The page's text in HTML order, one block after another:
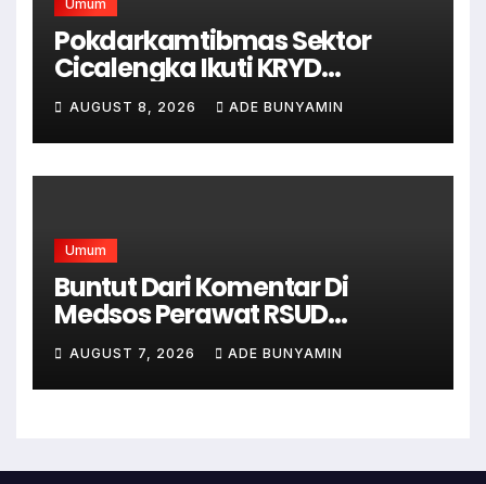
Umum
Pokdarkamtibmas Sektor
Cicalengka Ikuti KRYD
Gabungan Bersama TNI-Polri,
Satpol PP dan Linmas, Demi
Terciptanya Keamana Dan
Ketertiban
AUGUST 8, 2026 ADE BUNYAMIN
Umum
Buntut Dari Komentar Di
Medsos Perawat RSUD
Cicalengka Di Non Aktifkan
AUGUST 7, 2026 ADE BUNYAMIN